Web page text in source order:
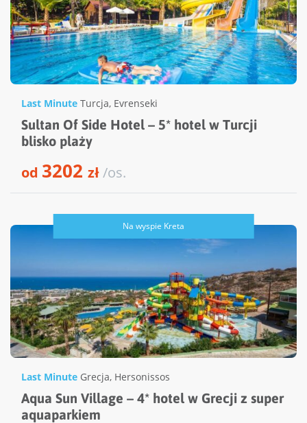
Last Minute Turcja, Evrenseki
Sultan Of Side Hotel – 5* hotel w Turcji
blisko plaży
od 3202 zł/os.
Na wyspie Kreta
Last Minute Grecja, Hersonissos
Aqua Sun Village – 4* hotel w Grecji z super
aquaparkiem